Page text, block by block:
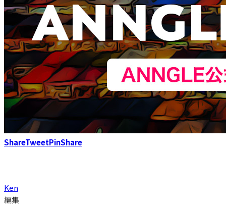
ShareTweetPinShare
Ken
編集